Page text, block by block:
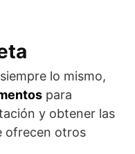
siempre lo mismo,
para
y obtener las
ofrecen otros